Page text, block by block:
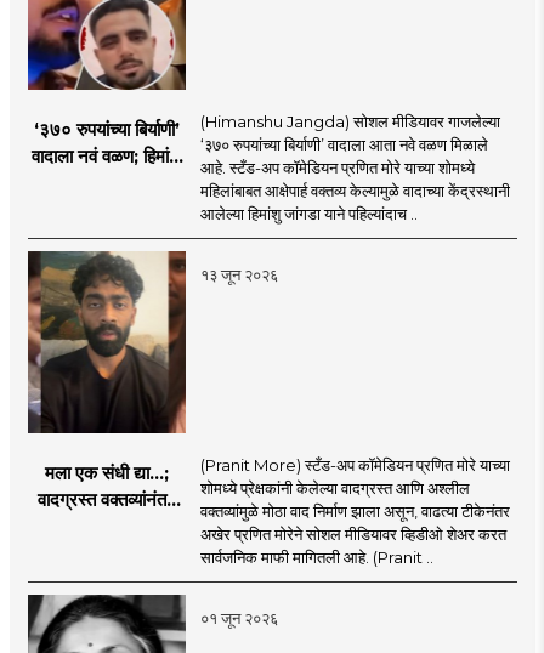
‘३७० रुपयांच्या बिर्याणी’
वादाला नवं वळण; हिमांशू
म्हणाला?
(Himanshu Jangda) सोशल मीडियावर गाजलेल्या
‘३७० रुपयांच्या बिर्याणी’ वादाला आता नवे वळण मिळाले
आहे. स्टँड-अप कॉमेडियन प्रणित मोरे याच्या शोमध्ये
महिलांबाबत आक्षेपार्ह वक्तव्य केल्यामुळे वादाच्या केंद्रस्थानी
आलेल्या हिमांशु जांगडा याने पहिल्यांदाच ..
१३ जून २०२६
मला एक संधी द्या...;
वादग्रस्त वक्तव्यांनंतर
म्हणाला?
(Pranit More) स्टँड-अप कॉमेडियन प्रणित मोरे याच्या
शोमध्ये प्रेक्षकांनी केलेल्या वादग्रस्त आणि अश्लील
वक्तव्यांमुळे मोठा वाद निर्माण झाला असून, वाढत्या टीकेनंतर
अखेर प्रणित मोरेने सोशल मीडियावर व्हिडीओ शेअर करत
सार्वजनिक माफी मागितली आहे. (Pranit ..
०१ जून २०२६